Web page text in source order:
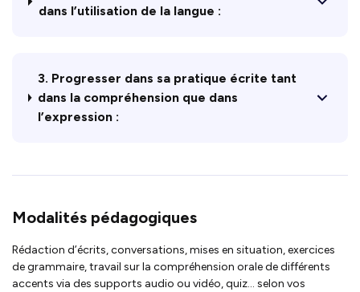
dans l’utilisation de la langue :
3. Progresser dans sa pratique écrite tant
dans la compréhension que dans
l’expression :
Modalités pédagogiques
Rédaction d’écrits, conversations, mises en situation, exercices
de grammaire, travail sur la compréhension orale de différents
accents via des supports audio ou vidéo, quiz… selon vos